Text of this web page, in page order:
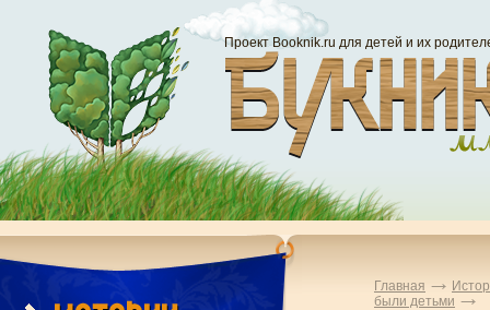
Проект Booknik.ru для детей и их
Главная
были детьми